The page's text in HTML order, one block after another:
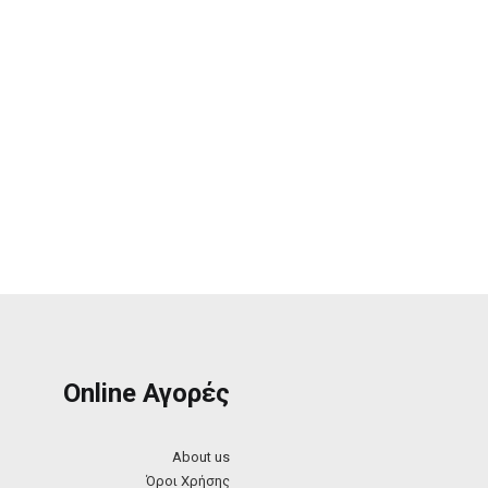
Online Αγορές
About us
Όροι Χρήσης